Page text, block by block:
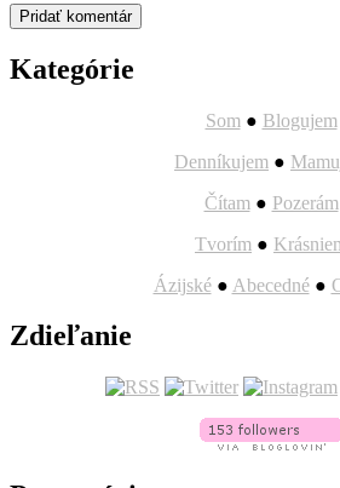
Kategórie
Som ● Blogujem
Denníkujem ●
Čítam ● Pozerám
Tvorím ●
Ázijské● Abecedné●
Zdieľanie